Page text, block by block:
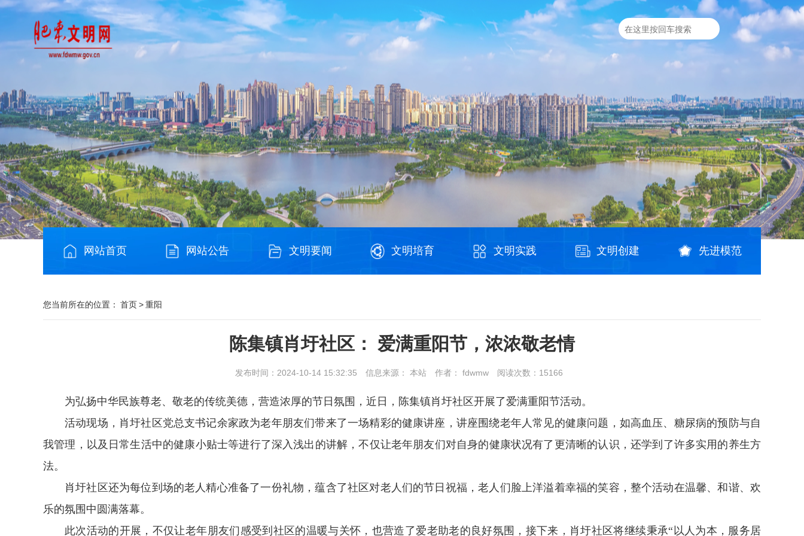
网站首页 网站公告 文明要闻 文明培育 文明实践 文明创建 先进模范
您当前所在的位置： 首页>重阳
陈集镇肖圩社区： 爱满重阳节，浓浓敬老情
发布时间：2024-10-14 15:32:35 信息来源： 本站 作者： fdwmw 阅读次数： 15166
为弘扬中华民族尊老、敬老的传统美德，营造浓厚的节日氛围，近日，陈集镇肖圩社区开展了爱满重阳节活动。
活动现场，肖圩社区党总支书记余家政为老年朋友们带来了一场精彩的健康讲座，讲座围绕老年人常见的健康问题，如高血压、糖尿病的预防与自
我管理，以及日常生活中的健康小贴士等进行了深入浅出的讲解，不仅让老年朋友们对自身的健康状况有了更清晰的认识，还学到了许多实用的养生方
法。
肖圩社区还为每位到场的老人精心准备了一份礼物，蕴含了社区对老人们的节日祝福，老人们脸上洋溢着幸福的笑容，整个活动在温馨、和谐、欢
乐的氛围中圆满落幕。
此次活动的开展，不仅让老年朋友们感受到社区的温暖与关怀，也营造了爱老助老的良好氛围，接下来，肖圩社区将继续秉承“以人为本，服务居